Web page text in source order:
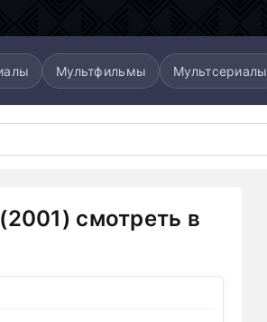
Мультфильмы Мультсериалы
смотреть в